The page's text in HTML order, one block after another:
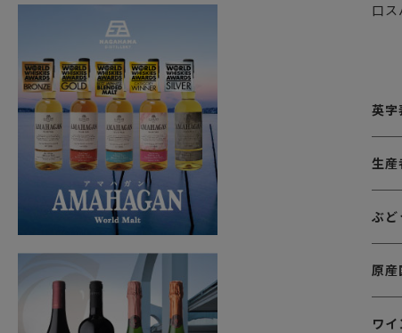
口
英字
生産
ぶど
原産
ワ